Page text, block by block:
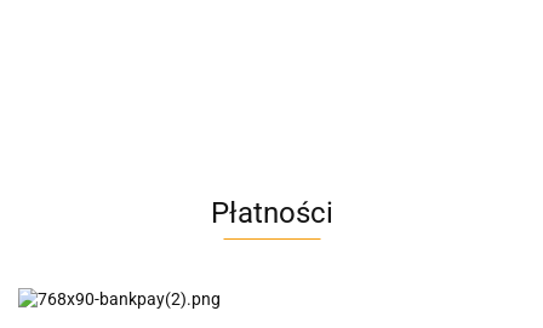
AC EasyLine
Płatności